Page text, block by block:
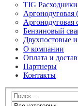
TIG
Аргонодуговая
Аргонодуговая
Бензиновый
Двухпостовые
О компании
Оплата и
Партнеры
Контакты